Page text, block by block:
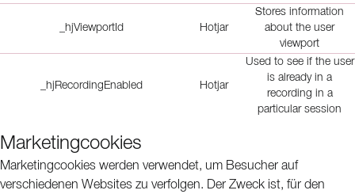
_hjViewportId Hotjar
Stores information
about the user
viewport
_hjRecordingEnabled Hotjar
Used to see if the user
is already in a
recording in a
particular session
Marketingcookies
Marketingcookies werden verwendet, um Besucher auf
verschiedenen Websites zu verfolgen. Der Zweck ist, für den